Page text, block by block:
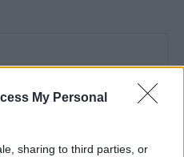
My Personal
sharing to third parties, or